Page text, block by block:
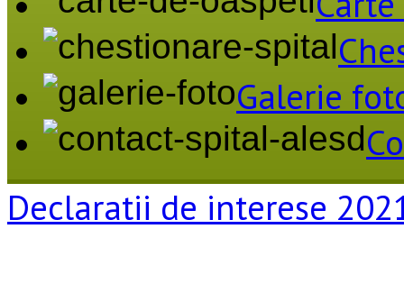
Galerie
Declaratii de interese